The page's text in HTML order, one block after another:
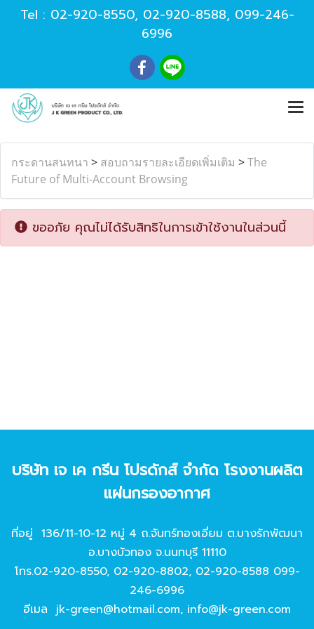
Tel : 02-920-8550, 02-920-8588, 099-246-
6996
กระดานสนทนา > สอบถามรายละเอียดเพิ่มเติม >The
Future of Multi-Account Browsing
ขออภัย คุณไม่ได้รับสิทธิในการเข้าใช้งานในส่วนนี้
บริษัท เจ เค กรีน โปรดักส์ จํากัด โรงงานผลิต
แผ่นกรองอากาศ
ที่อยู่ 136/11-10-12 หมู่ 4 ถ.จันทร์ทองเอี่ยม ต.บางรักพัฒนา
อ.บางบัวทอง จ.นนทบุรี 11110
โทร.02-920-8550, 02-920-8802, 02-920-8588 099-
246-6996
อีเมล jk-green@hotmail.com, info@jk-green.com